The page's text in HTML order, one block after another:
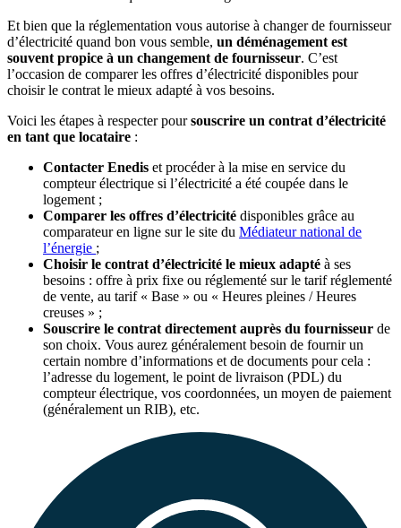
Et bien que la réglementation vous autorise à changer de fournisseur
d’électricité quand bon vous semble, un déménagement est
souvent propice à un changement de fournisseur. C’est
l’occasion de comparer les offres d’électricité disponibles pour
choisir le contrat le mieux adapté à vos besoins.
Voici les étapes à respecter poursouscrire un contrat d’électricité
en tant que locataire :
Contacter Enedis et procéder à la mise en service du
compteur électrique si l’électricité a été coupée dans le
logement ;
Comparer les offres d’électricité disponibles grâce au
comparateur en ligne sur le site du Médiateur national de
l’énergie ;
Choisir le contrat d’électricité le mieux adapté à ses
besoins : offre à prix fixe ou réglementé sur le tarif réglementé
de vente, au tarif « Base » ou « Heures pleines / Heures
creuses » ;
Souscrire le contrat directement auprès du fournisseur de
son choix. Vous aurez généralement besoin de fournir un
certain nombre d’informations et de documents pour cela :
l’adresse du logement, le point de livraison (PDL) du
compteur électrique, vos coordonnées, un moyen de paiement
(généralement un RIB), etc.